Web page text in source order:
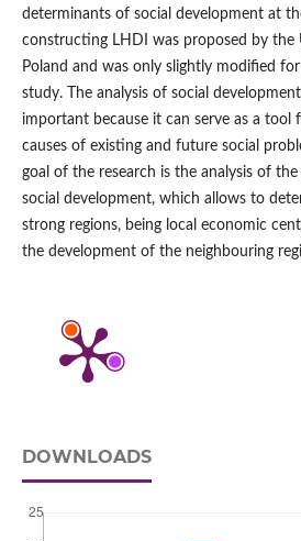
determinants of social development at
constructing LHDI was proposed by the
Poland and was only slightly modified
study. The analysis of social
important because it can serve as a tool
causes of existing and future social
goal of the research is the analysis of
social development, which allows to
strong regions, being local economic
the development of the neighbouring
DOWNLOADS